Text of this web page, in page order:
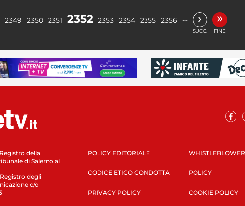
2349 2350 2351 2352 2353 2354 2355 2356 … ›
SUCC.
»
FINE
della
di Salerno al
degli
c/o
POLICY EDITORIALE
CODICE ETICO CONDOTTA
PRIVACY POLICY
WHISTLEBLOWER
POLICY
COOKIE POLICY